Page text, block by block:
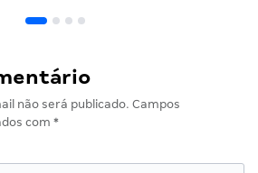
não será publicado. Campos
com *